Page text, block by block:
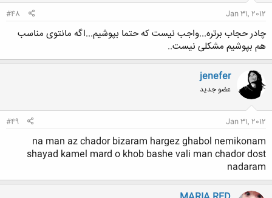
Jan 31, 2012
#48
چادر حجاب برتره...واجب نیست که حتما بپوشیم...اگه مانتوی مناسب
هم بپوشیم مشکلی نیست..
jenefer
عضو جدید
Jan 31, 2012
#49
na man az chador bizaram hargez ghabol nemikonam
shayad kamel mard o khob bashe vali man chador dost
nadaram